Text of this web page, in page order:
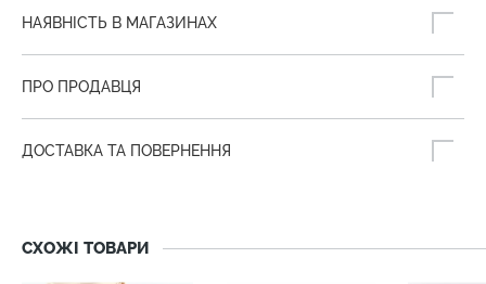
НАЯВНІСТЬ В МАГАЗИНАХ
ПРО ПРОДАВЦЯ
ДОСТАВКА ТА ПОВЕРНЕННЯ
СХОЖІ ТОВАРИ